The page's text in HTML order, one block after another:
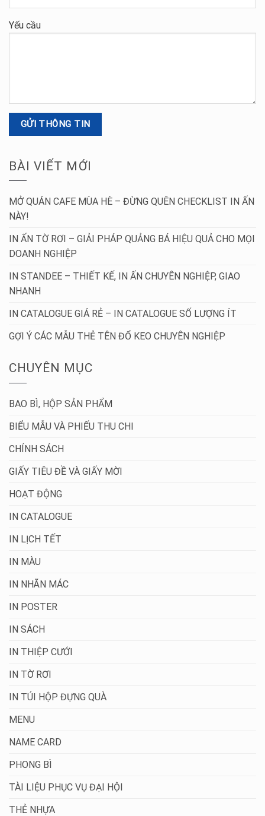
Yếu cầu
BÀI VIẾT MỚI
MỞ QUÁN CAFE MÙA HÈ – ĐỪNG QUÊN CHECKLIST IN ẤN
NÀY!
IN ẤN TỜ RƠI – GIẢI PHÁP QUẢNG BÁ HIỆU QUẢ CHO MỌI
DOANH NGHIỆP
IN STANDEE – THIẾT KẾ, IN ẤN CHUYÊN NGHIỆP, GIAO
NHANH
IN CATALOGUE GIÁ RẺ – IN CATALOGUE SỐ LƯỢNG ÍT
GỢI Ý CÁC MẪU THẺ TÊN ĐỔ KEO CHUYÊN NGHIỆP
CHUYÊN MỤC
BAO BÌ, HỘP SẢN PHẨM
BIỂU MẪU VÀ PHIẾU THU CHI
CHÍNH SÁCH
GIẤY TIÊU ĐỀ VÀ GIẤY MỜI
HOẠT ĐỘNG
IN CATALOGUE
IN LỊCH TẾT
IN MÀU
IN NHÃN MÁC
IN POSTER
IN SÁCH
IN THIỆP CƯỚI
IN TỜ RƠI
IN TÚI HỘP ĐỰNG QUÀ
MENU
NAME CARD
PHONG BÌ
TÀI LIỆU PHỤC VỤ ĐẠI HỘI
THẺ NHỰA